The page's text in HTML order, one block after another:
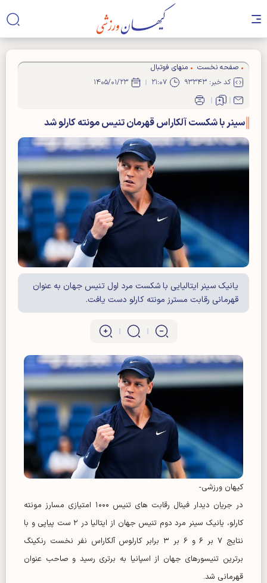
صفحه نخست
منهای فوتبال
کد خبر: ۹۳۳۴۳
۲۱:۰۷ ۱۴۰۵/۰۱/۲۳
سینر با شکست آلکاراس قهرمان تنیس مونته کارلو شد
یانیک سینر ایتالیایی با شکست مرد اول تنیس جهان به عنوان
قهرمانی رقابت مسترز مونته کارلو دست یافت.
کیهان ورزشی-
در جریان دیدار فینال رقابت های تنیس ۱۰۰۰ امتیازی مسارز مونته
کارلو، یانیک سینر مرد دوم تنیس جهان از ایتالیا در ۲ ست پیاپی و با
نتایج ۷ بر ۶ و ۶ بر ۳ برابر کارلوس آلکاراس نفر نخست رنکینگ
برترین تنیسورهای جهان از اسپانیا به برتری رسید و صاحب عنوان
قهرمانی شد.